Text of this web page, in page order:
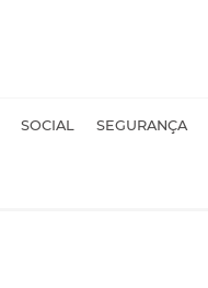
SOCIAL SEGURANÇA